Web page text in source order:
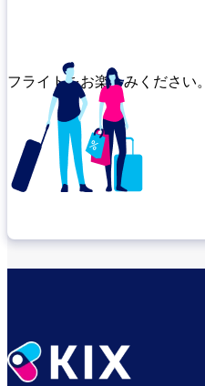
フライトをお楽しみください。